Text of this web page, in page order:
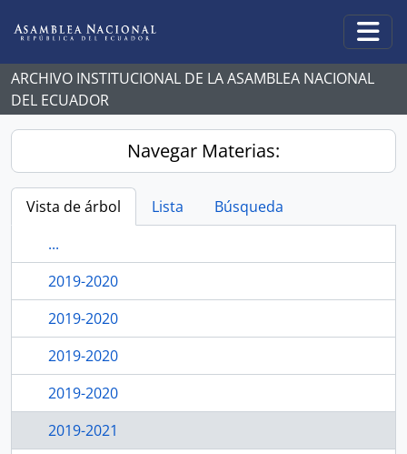
ARCHIVO INSTITUCIONAL DE LA ASAMBLEA NACIONAL
DEL ECUADOR
Navegar Materias:
Vista de árbol Lista
Búsqueda
...
2019-2020
2019-2020
2019-2020
2019-2020
2019-2021